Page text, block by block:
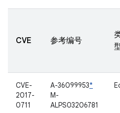
CVE 参考编号
CVE-
2017-
0711
A-36099953*
M-
ALPS03206781